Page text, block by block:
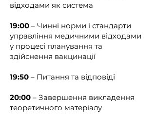
Для здійснення вакцинації
передвищою, початковим рівнем
(короткий цикл) та першим
(бакалаврським) рівнем вищої
медичної освіти та магістри з
медсестринства, які пройшли
спеціальні щорічні навчання з
питань вакцинації, правил
організації і техніки проведення
щеплень, а також набуття навичок
відходами як система
19:00 – Чинні норми і стандарти
управління медичними відходами
у процесі планування та
здійснення вакцинації
19:50 – Питання та відповіді
20:00 – Завершення викладення
теоретичного матеріалу